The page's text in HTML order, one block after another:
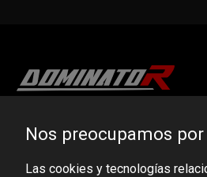
DOMINATOR GROUP Sp. z o.o.
Nos preocupamos
Las cookies y tecnologías